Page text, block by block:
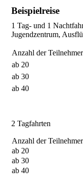
Beispielreise
1 Tag- und 1
Jugendzentrum,
Anzahl der Teilnehmer
ab 20
ab 30
ab 40
2 Tagfahrten
Anzahl der Teilnehmer
ab 20
ab 30
ab 40